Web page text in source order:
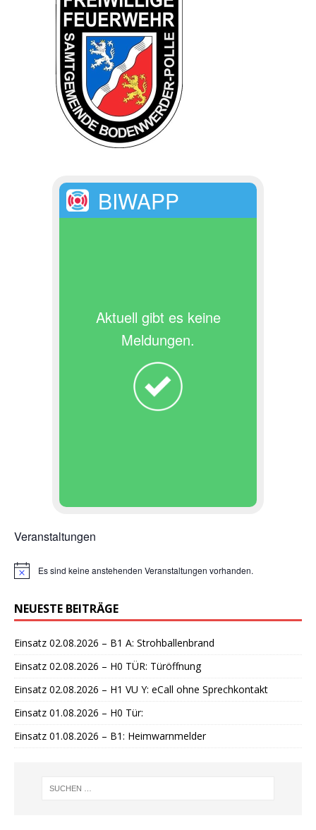
BIWAPP
Aktuell gibt es keine
Meldungen.
Veranstaltungen
H
w
e
s
Es sind keine anstehenden Veranstaltungen vorhanden.
NEUESTE BEITRÄGE
Einsatz 02.08.2026 – B1 A: Strohballenbrand
Einsatz 02.08.2026 – H0 TÜR: Türöffnung
Einsatz 02.08.2026 – H1 VU Y: eCall ohne Sprechkontakt
Einsatz 01.08.2026 – H0 Tür:
Einsatz 01.08.2026 – B1: Heimwarnmelder